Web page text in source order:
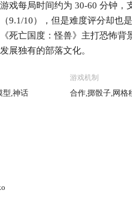
戏每局时间约为 30-60 分钟
9.1/10），但是难度评分却也
死亡国度：怪兽》主打恐怖
展独有的部落文化。
型,神话
游戏机制
合作,掷骰子,网格